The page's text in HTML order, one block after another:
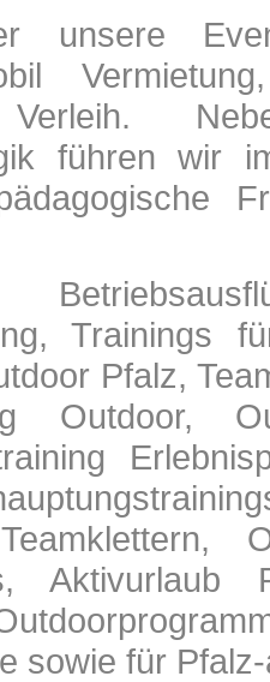
unsere
Verleih.
führen wir
Trainings
Pfalz,
Outdoor,
sowie für